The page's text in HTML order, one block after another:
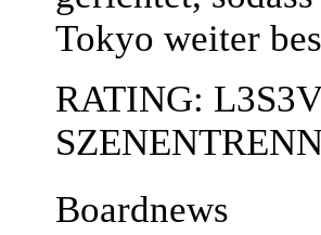
Tokyo weiter
RATING:
Boardnews